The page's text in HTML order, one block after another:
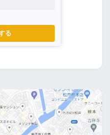
る